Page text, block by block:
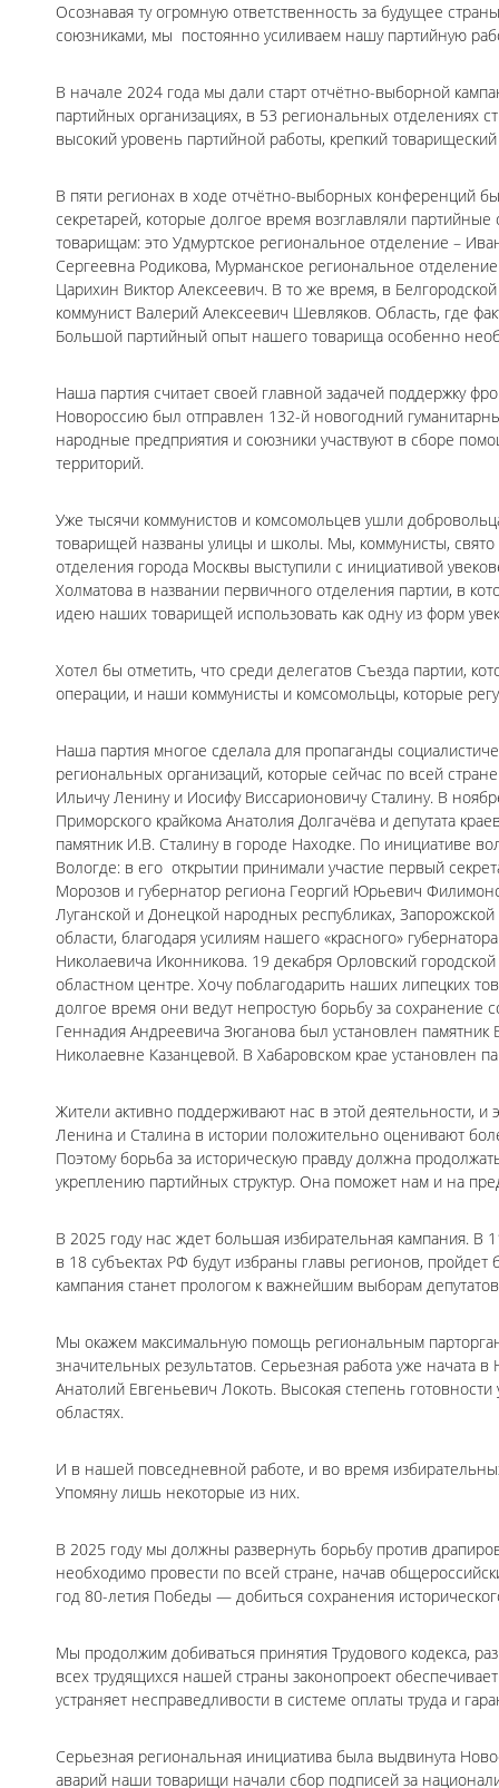
Осознавая ту огромную ответственность за будущее
союзниками, мы постоянно усиливаем нашу партийную
В начале 2024 года мы дали старт отчётно-выборной
партийных организациях, в 53 региональных отделениях
высокий уровень партийной работы, крепкий
В пяти регионах в ходе отчётно-выборных конференций
секретарей, которые долгое время возглавляли
товарищам: это Удмуртское региональное отделение –
Сергеевна Родикова, Мурманское региональное
Царихин Виктор Алексеевич. В то же время, в
коммунист Валерий Алексеевич Шевляков. Область, где
Большой партийный опыт нашего товарища особенно
Наша партия считает своей главной задачей поддержку
Новороссию был отправлен 132-й новогодний
народные предприятия и союзники участвуют в сборе
территорий.
Уже тысячи коммунистов и комсомольцев ушли
товарищей названы улицы и школы. Мы, коммунисты, свято
отделения города Москвы выступили с инициативой
Холматова в названии первичного отделения партии, в
идею наших товарищей использовать как одну из форм
Хотел бы отметить, что среди делегатов Съезда партии,
операции, и наши коммунисты и комсомольцы, которые
Наша партия многое сделала для пропаганды
региональных организаций, которые сейчас по всей
Ильичу Ленину и Иосифу Виссарионовичу Сталину. В
Приморского крайкома Анатолия Долгачёва и депутата
памятник И.В. Сталину в городе Находке. По инициативе
Вологде: в его открытии принимали участие первый
Морозов и губернатор региона Георгий Юрьевич
Луганской и Донецкой народных республиках,
области, благодаря усилиям нашего «красного»
Николаевича Иконникова. 19 декабря Орловский
областном центре. Хочу поблагодарить наших липецких
долгое время они ведут непростую борьбу за
Геннадия Андреевича Зюганова был установлен
Николаевне Казанцевой. В Хабаровском крае установлен
Жители активно поддерживают нас в этой деятельности,
Ленина и Сталина в истории положительно оценивают
Поэтому борьба за историческую правду должна
укреплению партийных структур. Она поможет нам и на
В 2025 году нас ждет большая избирательная кампания. В
в 18 субъектах РФ будут избраны главы регионов,
кампания станет прологом к важнейшим выборам
Мы окажем максимальную помощь региональным
значительных результатов. Серьезная работа уже начата
Анатолий Евгеньевич Локоть. Высокая степень
областях.
И в нашей повседневной работе, и во время
Упомяну лишь некоторые из них.
В 2025 году мы должны развернуть борьбу против
необходимо провести по всей стране, начав
год 80-летия Победы — добиться сохранения
Мы продолжим добиваться принятия Трудового кодекса,
всех трудящихся нашей страны законопроект
устраняет несправедливости в системе оплаты труда и
Серьезная региональная инициатива была выдвинута
аварий наши товарищи начали сбор подписей за